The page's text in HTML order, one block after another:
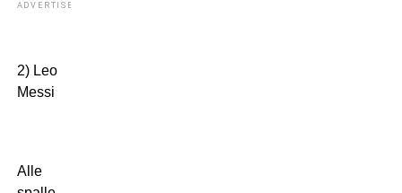
ADVERTISEMENT
2) Leo
Messi
Alle